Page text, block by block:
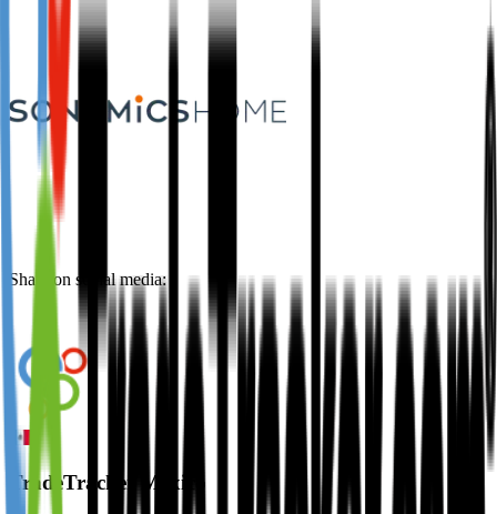
Share on social media:
TradeTracker Mexico